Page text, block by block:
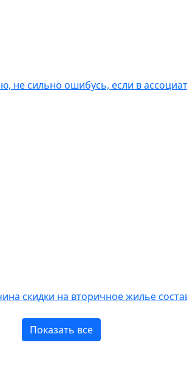
не сильно ошибусь, если в
скидки на вторичное жилье
Показать все